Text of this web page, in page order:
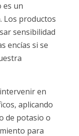
es un
Los productos
sensibilidad
encías si se
en
aplicando
de potasio o
para